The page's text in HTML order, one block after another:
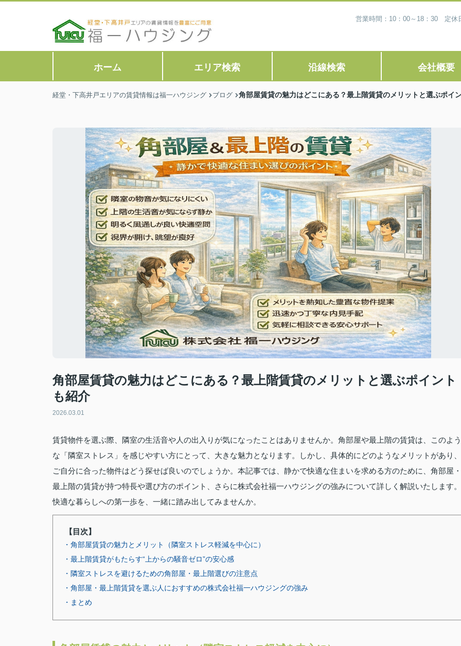
営業時間：10：00～18：30 定休
ホーム エリア検索 沿線検索 会社概要
経堂・下高井戸エリアの賃貸情報は福一ハウジング ブログ 角部屋賃貸の魅力はどこにある？最上階賃貸のメリットと選ぶポイ
角部屋賃貸の魅力はどこにある？最上階賃貸のメリットと選ぶポイント
も紹介
2026.03.01
賃貸物件を選ぶ際、隣室の生活音や人の出入りが気になったことはありませんか。角部屋や最上階の賃貸は、このよう
な「隣室ストレス」を感じやすい方にとって、大きな魅力となります。しかし、具体的にどのようなメリットがあり、
ご自分に合った物件はどう探せば良いのでしょうか。本記事では、静かで快適な住まいを求める方のために、角部屋・
最上階の賃貸が持つ特長や選び方のポイント、さらに株式会社福一ハウジングの強みについて詳しく解説いたします。
快適な暮らしへの第一歩を、一緒に踏み出してみませんか。
【目次】
・角部屋賃貸の魅力とメリット（隣室ストレス軽減を中心に）
・最上階賃貸がもたらす“上からの騒音ゼロ”の安心感
・隣室ストレスを避けるための角部屋・最上階選びの注意点
・角部屋・最上階賃貸を選ぶ人におすすめの株式会社福一ハウジングの強み
・まとめ